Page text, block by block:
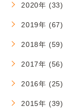
2020年 (33)
2019年 (67)
2018年 (59)
2017年 (56)
2016年 (25)
2015年 (39)